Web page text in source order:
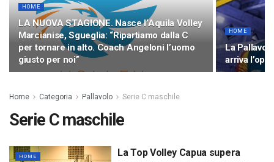
HOME
LA NUOVA STAGIONE. Nasce l’Aquila Volley
Marcianise, Sgueglia: “Ripartiamo dalla C
per tornare in alto. Coach Angeloni l’uomo
giusto per noi”
HOME
La
arriva
Home Categoria Pallavolo Serie C maschile
Serie C maschile
HOME
La Top Volley Capua supera